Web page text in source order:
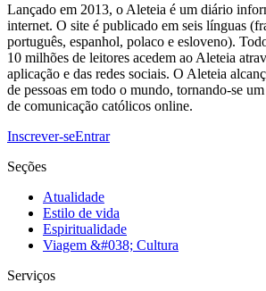
Lançado em 2013, o Aleteia é um diário
internet. O site é publicado em seis línguas
português, espanhol, polaco e esloveno).
10 milhões de leitores acedem ao Aleteia
aplicação e das redes sociais. O Aleteia
de pessoas em todo o mundo, tornando-se
de comunicação católicos online.
Inscrever-seEntrar
Seções
Atualidade
Estilo de vida
Espiritualidade
Viagem &#038; Cultura
Serviços